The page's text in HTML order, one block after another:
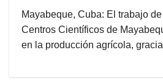
Mayabeque, Cuba: El trabajo
Centros Científicos de
en la producción agrícola,